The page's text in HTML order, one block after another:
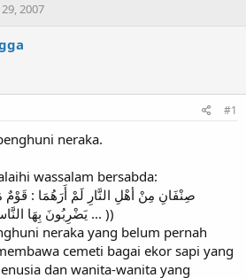
29, 2007
#1
neraka.
wassalam bersabda:
يَضْرِبُونَ بِهَا النَّاسَ ، وَنِسَاءٌ كَاسِيَاتٌ عَارِيَاتٌ ... ))
neraka yang belum pernah
cemeti bagai ekor sapi yang
dan wanita-wanita yang